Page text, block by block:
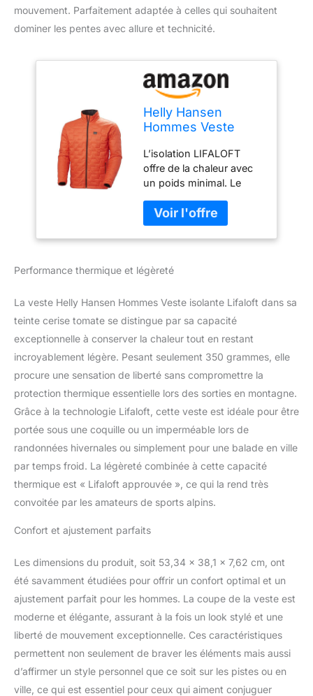
mouvement. Parfaitement adaptée à celles qui souhaitent
dominer les pentes avec allure et technicité.
Helly Hansen
Hommes Veste
Cerise Tomate, S
L’isolation LIFALOFT
offre de la chaleur avec
un poids minimal. Le
réglable à l’ourlet offre un
ajustement sur mesure.
Les poches pour les
la fois chaleur et
élastiques empêchent
l’air froid de pénétrer
dans les manches. Les
poignets élastiques
empêchent l’air froid de
pénétrer dans les
manches.
Performance thermique et légèreté
La veste Helly Hansen Hommes Veste isolante Lifaloft dans sa
teinte cerise tomate se distingue par sa capacité
exceptionnelle à conserver la chaleur tout en restant
incroyablement légère. Pesant seulement 350 grammes, elle
procure une sensation de liberté sans compromettre la
protection thermique essentielle lors des sorties en montagne.
Grâce à la technologie Lifaloft, cette veste est idéale pour être
portée sous une coquille ou un imperméable lors de
randonnées hivernales ou simplement pour une balade en ville
par temps froid. La légèreté combinée à cette capacité
thermique est « Lifaloft approuvée », ce qui la rend très
convoitée par les amateurs de sports alpins.
Confort et ajustement parfaits
Les dimensions du produit, soit 53,34 x 38,1 x 7,62 cm, ont
été savamment étudiées pour offrir un confort optimal et un
ajustement parfait pour les hommes. La coupe de la veste est
moderne et élégante, assurant à la fois un look stylé et une
liberté de mouvement exceptionnelle. Ces caractéristiques
permettent non seulement de braver les éléments mais aussi
d’affirmer un style personnel que ce soit sur les pistes ou en
ville, ce qui est essentiel pour ceux qui aiment conjuguer